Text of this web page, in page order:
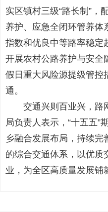
实区镇村三级“路长制”，
养护、应急全闭环管养体
指数和优良中等路率稳定
开展农村公路养护与安全
假日重大风险源提级管控
通。
交通兴则百业兴，路
局负责人表示，“十五五”
乡融合发展布局，持续完
的综合交通体系，以优质
业，为全区高质量发展铺